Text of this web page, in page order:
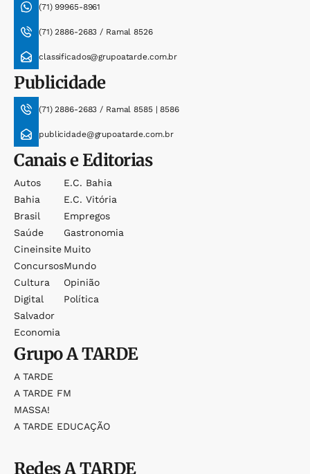
(71) 99965-8961
(71) 2886-2683 / Ramal 8526
classificados@grupoatarde.com.br
Publicidade
(71) 2886-2683 / Ramal 8585 | 8586
publicidade@grupoatarde.com.br
Canais e Editorias
Autos
Bahia
Brasil
Saúde
Cineinsite
Concursos
Cultura
Digital
Salvador
Economia
E.c. Bahia
E.c. Vitória
Empregos
Gastronomia
Muito
Mundo
Opinião
Política
GrupoA TARDE
A TARDE
A TARDE FM
MASSA!
A TARDE EDUCAÇÃO
RedesA TARDE